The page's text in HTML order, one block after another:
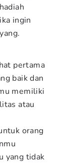
ingin
pertama
baik dan
memiliki
atau
orang
yang tidak